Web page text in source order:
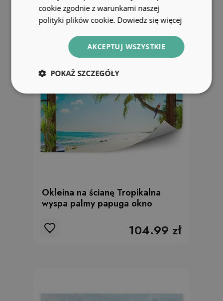
Okleina na ścianę Tropikalna
wyspa palmy papuga okno
104.99 zł
cookie zgodnie z warunkami naszej
polityki plików cookie. Dowiedz się więcej
AKCEPTUJ WSZYSTKIE
POKAŻ SZCZEGÓŁY